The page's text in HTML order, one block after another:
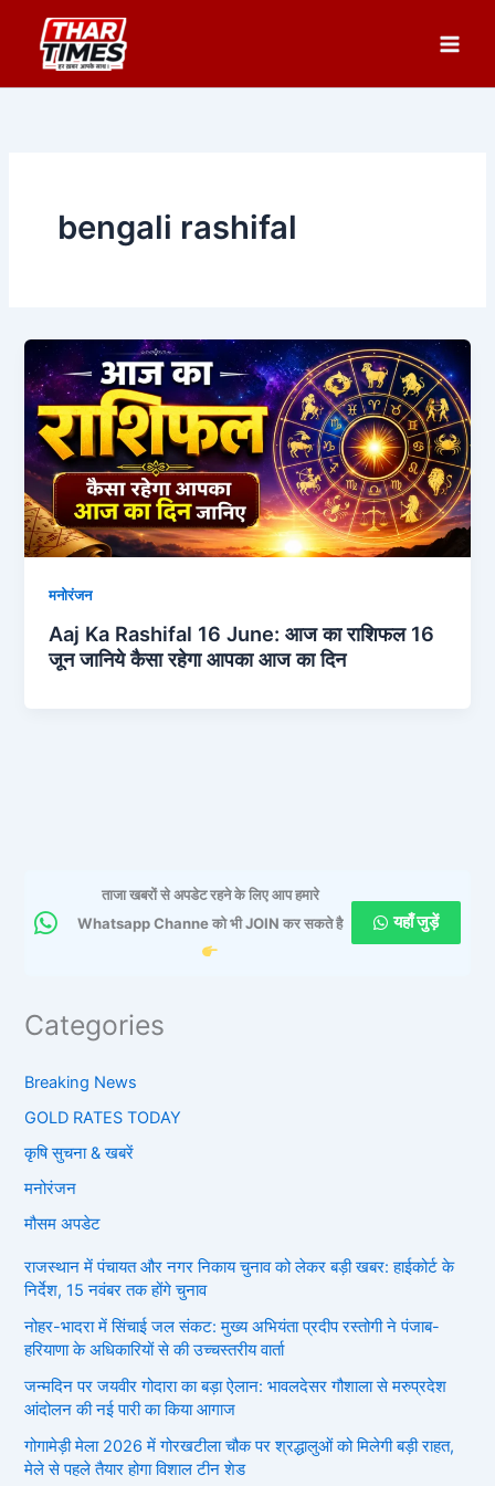
content
bengali rashifal
मनोरंजन
Aaj Ka Rashifal 16 June: आज का राशिफल 16
जून जानिये कैसा रहेगा आपका आज का दिन
ताजा खबरों से अपडेट रहने के लिए आप हमारे
Whatsapp Channe को भी JOIN कर सकते है
यहाँ जुड़ें
Categories
Breaking News
GOLD RATES TODAY
कृषि सुचना & खबरें
मनोरंजन
मौसम अपडेट
राजस्थान में पंचायत और नगर निकाय चुनाव को लेकर बड़ी खबर: हाईकोर्ट के
निर्देश, 15 नवंबर तक होंगे चुनाव
नोहर-भादरा में सिंचाई जल संकट: मुख्य अभियंता प्रदीप रस्तोगी ने पंजाब-
हरियाणा के अधिकारियों से की उच्चस्तरीय वार्ता
जन्मदिन पर जयवीर गोदारा का बड़ा ऐलान: भावलदेसर गौशाला से मरुप्रदेश
आंदोलन की नई पारी का किया आगाज
गोगामेड़ी मेला 2026 में गोरखटीला चौक पर श्रद्धालुओं को मिलेगी बड़ी राहत,
मेले से पहले तैयार होगा विशाल टीन शेड